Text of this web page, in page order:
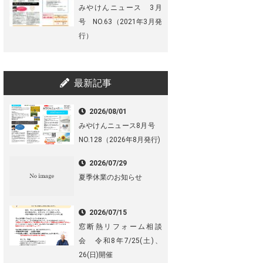
みやけんニュース 3月
号 NO.63（2021年3月発
行）
最新記事
2026/08/01
みやけんニュース8月号
NO.128（2026年8月発行)
2026/07/29
夏季休業のお知らせ
2026/07/15
窓断熱リフォーム相談
会 令和8年7/25(土)、
26(日)開催